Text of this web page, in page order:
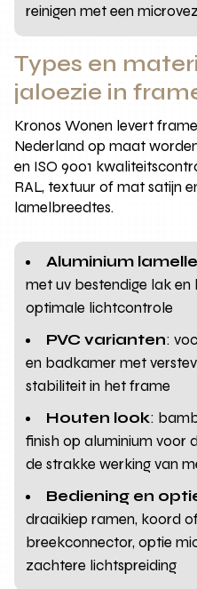
reinigen met een
Types en
jaloezie in
Kronos Wonen levert
Nederland op maat
en ISO 9001
RAL, textuur of mat satijn
lamelbreedtes.
Aluminium
met uv bestendige lak
optimale lichtcontrole
PVC varianten:
en badkamer met
stabiliteit in het frame
Houten look:
finish op aluminium voor
de strakke werking van
Bediening en
draaikiep ramen, koord
breekconnector, optie
zachtere lichtspreiding